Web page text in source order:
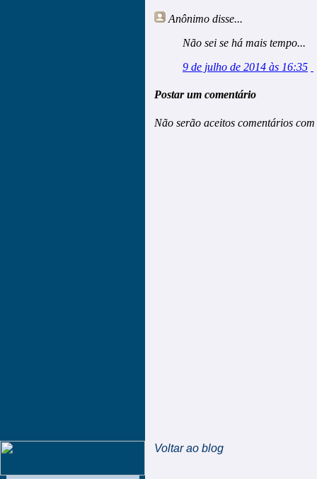
Anônimo disse...
Não sei se há mais tempo...
9 de julho de 2014 às 16:35
Postar um comentário
Não serão aceitos comentários
Voltar ao blog